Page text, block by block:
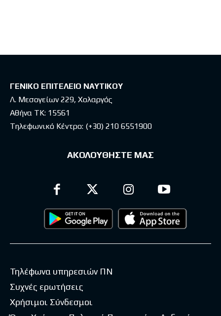
ΓΕΝΙΚΟ ΕΠΙΤΕΛΕΙΟ ΝΑΥΤΙΚΟΥ
Λ. Μεσογείων 229, Χολαργός
Αθήνα ΤΚ: 15561
Τηλεφωνικό Κέντρο: (+30) 210 6551900
ΑΚΟΛΟΥΘΗΣΤΕ ΜΑΣ
Τηλέφωνα υπηρεσιών ΠΝ
Συχνές ερωτήσεις
Χρήσιμοι Σύνδεσμοι